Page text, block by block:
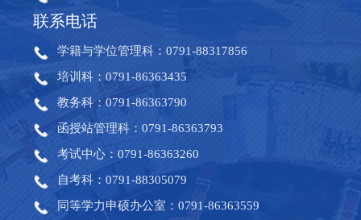
联系电话
学籍与学位管理科：0791-88317856
培训科：0791-86363435
教务科：0791-86363790
函授站管理科：0791-86363793
考试中心：0791-86363260
自考科：0791-88305079
同等学力申硕办公室：0791-86363559